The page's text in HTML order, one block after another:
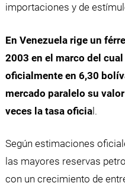
importaciones y de
En Venezuela rige un
2003 en el marco del
oficialmente en 6,30
mercado paralelo su
veces la tasa oficial.
Según estimaciones
las mayores reservas
con un crecimiento de